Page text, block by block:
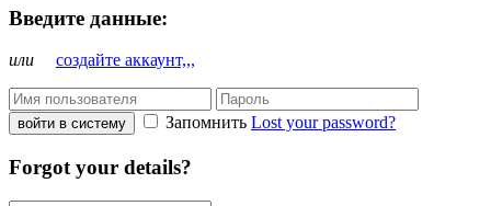
Введите данные:
или создайте аккаунт,,,
войти в систему Запомнить Lost your password?
Forgot your details?